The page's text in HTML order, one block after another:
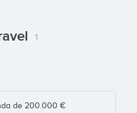
1
de 200.000 €